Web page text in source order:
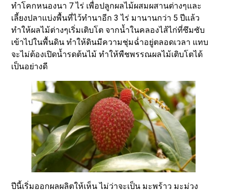
ทำโคกหนองนา 7 ไร่ เพื่อปลูกผลไม้ผสมผสานต่างๆและ
เลี้ยงปลาแบ่งพื้นที่ไว้ทำนาอีก 3 ไร่ มานานกว่า 5 ปีแล้ว
ทำให้ผลไม้ต่างๆเริ่มเติบโต จากน้ำในคลองไส้ไก่ที่ซึมซับ
เข้าไปในพื้นดิน ทำให้ดินมีความชุ่มฉ่ำอยู่ตลอดเวลา แทบ
จะไม่ต้องเปิดน้ำรดต้นไม้ ทำให้พืชพรรณผลไม้เติบโตได้
เป็นอย่างดี
ปีนี้เริ่มออกผลผลิตให้เห็น ไม่ว่าจะเป็น มะพร้าว มะม่วง